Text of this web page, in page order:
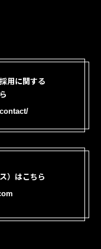
用に関する
）はこちら